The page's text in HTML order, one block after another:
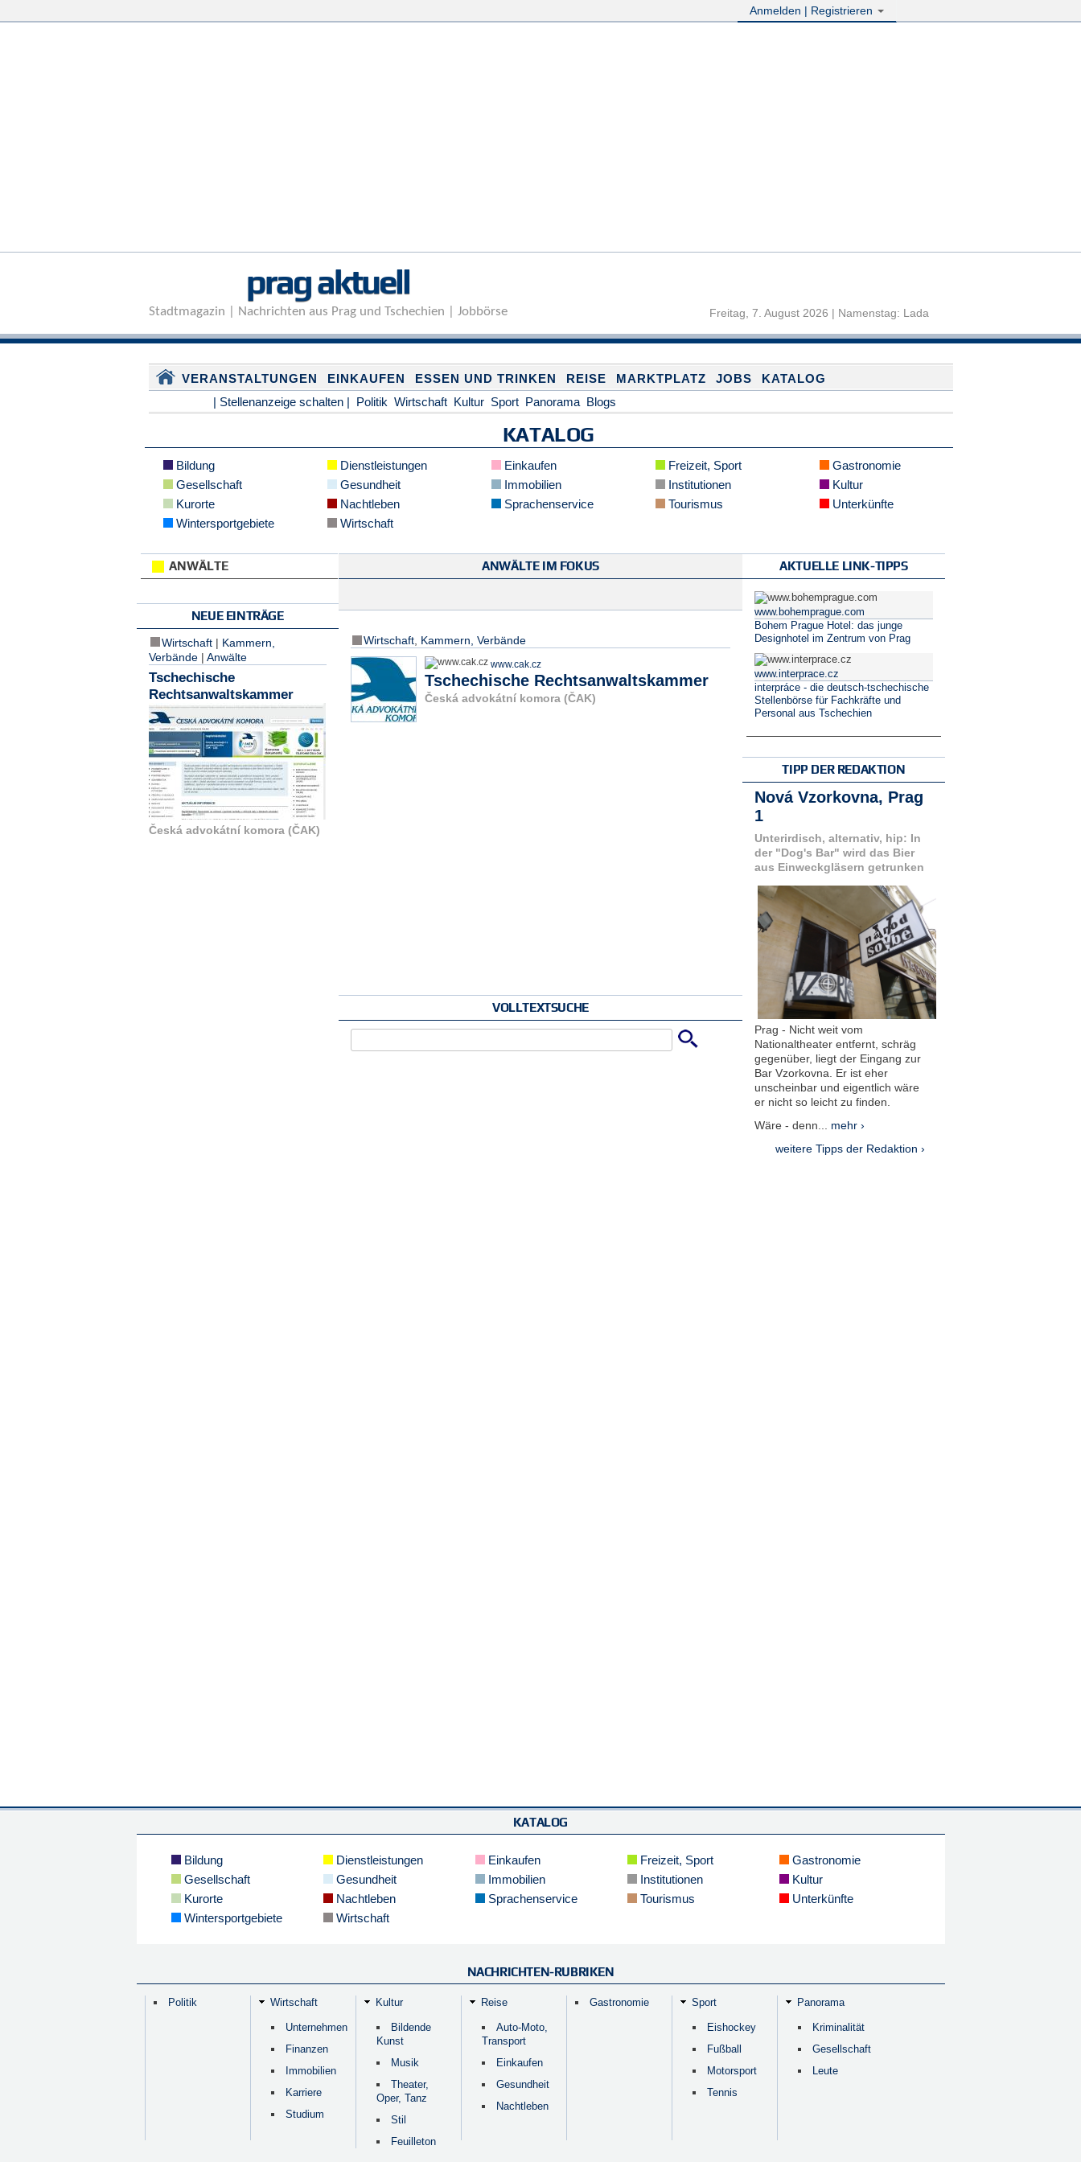
Anmelden | Registrieren
prag aktuell
Stadtmagazin | Nachrichten aus Prag und Tschechien | Jobbörse Freitag, 7. August 2026 | Namenstag: Lada
VERANSTALTUNGEN EINKAUFEN ESSEN UND TRINKEN REISE MARKTPLATZ JOBS
KATALOG
| Stellenanzeige schalten | Politik Wirtschaft Kultur Sport Panorama Blogs
KATALOG
Bildung Dienstleistungen Einkaufen Freizeit, Sport
Gastronomie
Gesellschaft
Gesundheit Immobilien Institutionen
Kultur
Kurorte
Nachtleben Sprachenservice Tourismus
Unterkünfte
Wintersportgebiete
Wirtschaft
ANWÄLTE
NEUE EINTRÄGE
Wirtschaft| Kammern,
Verbände| Anwälte
Tschechische
Rechtsanwaltskammer
Česká advokátní komora (ČAK)
ANWÄLTE IM FOKUS
Wirtschaft, Kammern, Verbände
www.cak.cz
Tschechische Rechtsanwaltskammer
Česká advokátní komora (ČAK)
VOLLTEXTSUCHE
AKTUELLE LINK-TIPPS
www.bohemprague.com
Bohem Prague Hotel: das junge
Designhotel im Zentrum von Prag
www.interprace.cz
interpráce - die deutsch-tschechische
Stellenbörse für Fachkräfte und
Personal aus Tschechien
TIPP DER REDAKTION
Nová Vzorkovna, Prag
1
Unterirdisch, alternativ, hip: In
der "Dog's Bar" wird das Bier
aus Einweckgläsern getrunken
Prag - Nicht weit vom
Nationaltheater entfernt, schräg
gegenüber, liegt der Eingang zur
Bar Vzorkovna. Er ist eher
unscheinbar und eigentlich wäre
er nicht so leicht zu finden.
Wäre - denn... mehr ›
weitere Tipps der Redaktion ›
KATALOG
Bildung Dienstleistungen Einkaufen Freizeit, Sport
Gastronomie
Gesellschaft
Gesundheit Immobilien Institutionen
Kultur
Kurorte
Nachtleben Sprachenservice Tourismus
Unterkünfte
Wintersportgebiete
Wirtschaft
NACHRICHTEN-RUBRIKEN
Politik Wirtschaft
Unternehmen
Finanzen
Immobilien
Karriere
Studium
Kultur
Bildende
Kunst
Musik
Theater,
Oper, Tanz
Stil
Feuilleton
Reise
Auto-Moto,
Transport
Einkaufen
Gesundheit
Nachtleben
Gastronomie Sport
Eishockey
Fußball
Motorsport
Tennis
Panorama
Kriminalität
Gesellschaft
Leute